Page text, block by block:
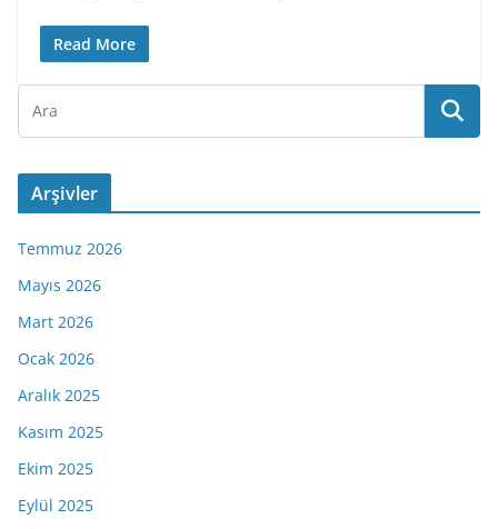
Read More
Arşivler
Temmuz 2026
Mayıs 2026
Mart 2026
Ocak 2026
Aralık 2025
Kasım 2025
Ekim 2025
Eylül 2025